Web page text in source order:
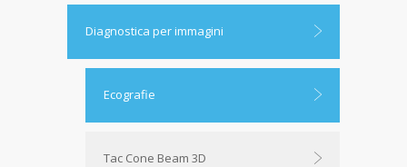
Diagnostica per immagini
Ecografie
Tac Cone Beam 3D